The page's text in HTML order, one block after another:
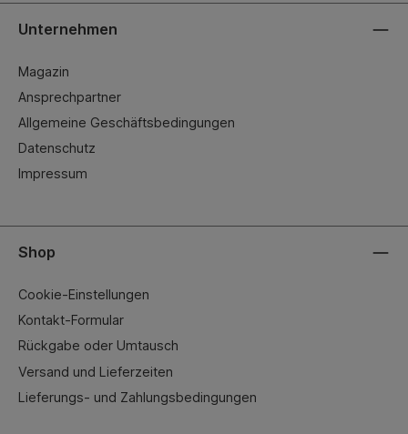
Unternehmen
Magazin
Ansprechpartner
Allgemeine Geschäftsbedingungen
Datenschutz
Impressum
Shop
Cookie-Einstellungen
Kontakt-Formular
Rückgabe oder Umtausch
Versand und Lieferzeiten
Lieferungs- und Zahlungsbedingungen